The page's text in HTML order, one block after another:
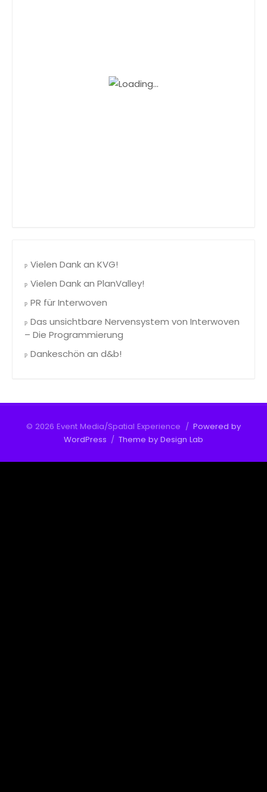
Vielen Dank an KVG!
Vielen Dank an PlanValley!
PR für Interwoven
Das unsichtbare Nervensystem von Interwoven
– Die Programmierung
Dankeschön an d&b!
© 2026 Event Media/Spatial Experience / Powered by
WordPress / Theme by Design Lab